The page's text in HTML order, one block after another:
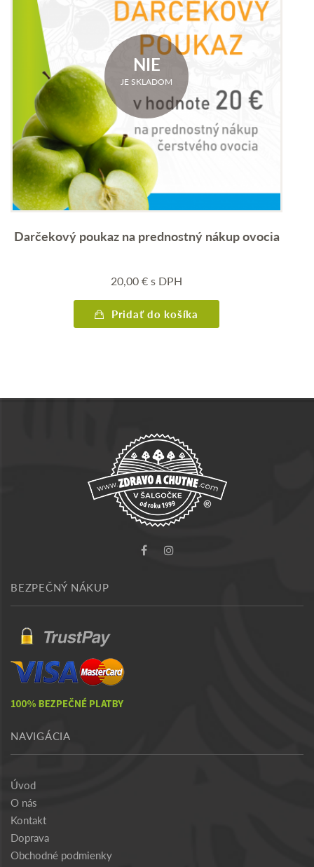
NIE
JE SKLADOM
Darčekový poukaz na prednostný nákup ovocia
20,00€s DPH
Pridať do košíka
BEZPEČNÝ NÁKUP
NAVIGÁCIA
Úvod
O nás
Kontakt
Doprava
Obchodné podmienky